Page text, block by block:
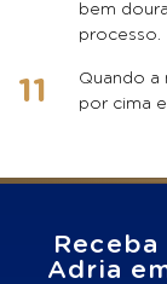
bem
processo.
Quando a
por cima
Adria